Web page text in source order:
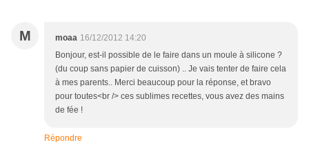
M moaa 16/12/2012 14:20
Bonjour, est-il possible de le faire dans un moule à silicone ?
(du coup sans papier de cuisson) .. Je vais tenter de faire cela
à mes parents.. Merci beaucoup pour la réponse, et bravo
pour toutes<br /> ces sublimes recettes, vous avez des mains
de fée !
Répondre